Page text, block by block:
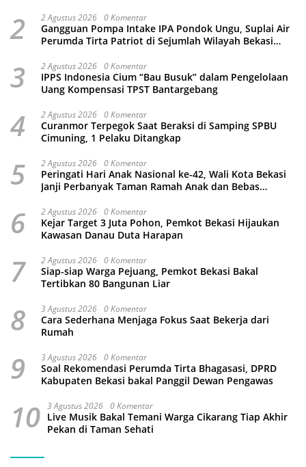
2 2 Agustus 2026 0 Komentar
Gangguan Pompa Intake IPA Pondok Ungu, Suplai Air
Perumda Tirta Patriot di Sejumlah Wilayah Bekasi
3 2 Agustus 2026 0 Komentar
IPPS Indonesia Cium “Bau Busuk” dalam Pengelolaan
Uang Kompensasi TPST Bantargebang
4 2 Agustus 2026 0 Komentar
Curanmor Terpegok Saat Beraksi di Samping SPBU
Cimuning, 1 Pelaku Ditangkap
5 2 Agustus 2026 0 Komentar
Peringati Hari Anak Nasional ke-42, Wali Kota Bekasi
Janji Perbanyak Taman Ramah Anak dan Bebas
6 2 Agustus 2026 0 Komentar
Kejar Target 3 Juta Pohon, Pemkot Bekasi Hijaukan
Kawasan Danau Duta Harapan
7 2 Agustus 2026 0 Komentar
Siap-siap Warga Pejuang, Pemkot Bekasi Bakal
Tertibkan 80 Bangunan Liar
8 3 Agustus 2026 0 Komentar
Cara Sederhana Menjaga Fokus Saat Bekerja dari
Rumah
9 3 Agustus 2026 0 Komentar
Soal Rekomendasi Perumda Tirta Bhagasasi, DPRD
Kabupaten Bekasi bakal Panggil Dewan Pengawas
10 3 Agustus 2026 0 Komentar
Live Musik Bakal Temani Warga Cikarang Tiap Akhir
Pekan di Taman Sehati